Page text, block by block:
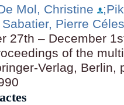
Mol, Christine
Sabatier, Pierre
27th – December
of the
Verlag, Berlin,